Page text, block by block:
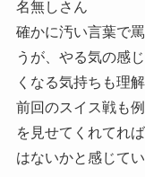
名無しさん
確かに汚い言葉で
うが、やる気の感
くなる気持ちも理解
前回のスイス戦も
を見せてくれてれ
はないかと感じてい